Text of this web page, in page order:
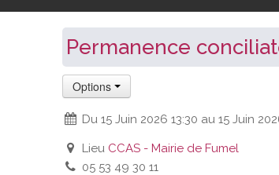
Permanence
Options
Du 15 Juin 2026 13:30 au 15 Juin
Lieu CCAS - Mairie de Fumel
05 53 49 30 11